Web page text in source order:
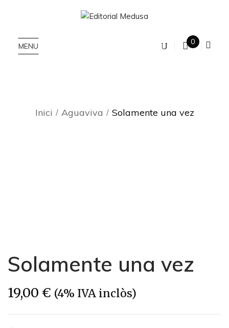
MENU 0
Inici Aguaviva Solamente una vez
Solamente una vez
19,00 € (4% IVA inclòs)